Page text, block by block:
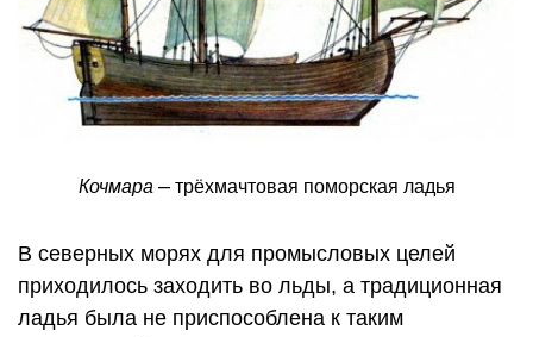
Кочмара – трёхмачтовая поморская ладья
В северных морях для промысловых целей
приходилось заходить во льды, а традиционная
ладья была не приспособлена к таким